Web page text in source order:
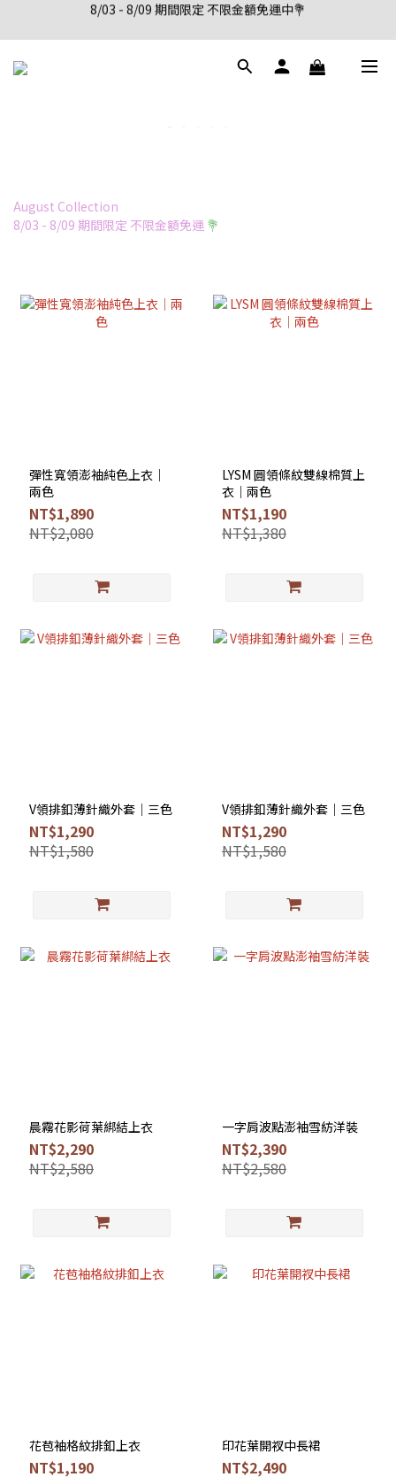
新會員註冊首購享95折優惠
新會員註冊首購享95折優惠
August Collection
8/03 - 8/09 期間限定 不限金額免運 💐
彈性寬領澎袖純色上衣｜
兩色
NT$1,890
NT$2,080
LYSM 圓領條紋雙線棉質上
衣｜兩色
NT$1,190
NT$1,380
V領排釦薄針織外套｜三色
NT$1,290
NT$1,580
V領排釦薄針織外套｜三色
NT$1,290
NT$1,580
晨霧花影荷葉綁結上衣
NT$2,290
NT$2,580
一字肩波點澎袖雪紡洋裝
NT$2,390
NT$2,580
花苞袖格紋排釦上衣
NT$1,190
印花葉開衩中長裙
NT$2,490